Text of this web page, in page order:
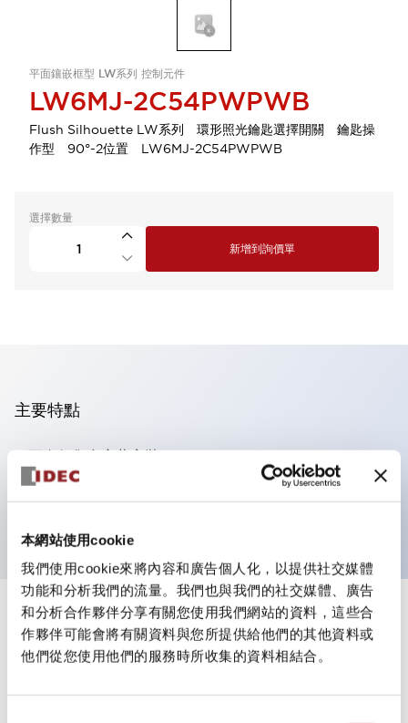
本網站使用cookie
我們使用cookie來將內容和廣告個人化，以提供社交媒體
功能和分析我們的流量。我們也與我們的社交媒體、廣告
和分析合作夥伴分享有關您使用我們網站的資料，這些合
作夥伴可能會將有關資料與您所提供給他們的其他資料或
他們從您使用他們的服務時所收集的資料相結合。
平面鑲嵌框型 LW系列 控制元件
LW6MJ-2C54PWPWB
Flush Silhouette LW系列 環形照光鑰匙選擇開關 鑰匙操
作型 90°-2位置 LW6MJ-2C54PWPWB
選擇數量
新增到詢價單
主要特點
可進行集合密著安裝
附鎖選擇開關採用高安全性的彈子鎖結構
規格 顯示全部
審美規範